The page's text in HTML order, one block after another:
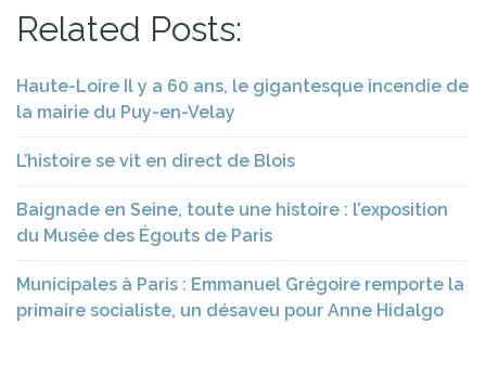
Related Posts:
Haute-Loire Il y a 60 ans, le gigantesque incendie de
la mairie du Puy-en-Velay
L’histoire se vit en direct de Blois
Baignade en Seine, toute une histoire : l’exposition
du Musée des Égouts de Paris
Municipales à Paris : Emmanuel Grégoire remporte la
primaire socialiste, un désaveu pour Anne Hidalgo